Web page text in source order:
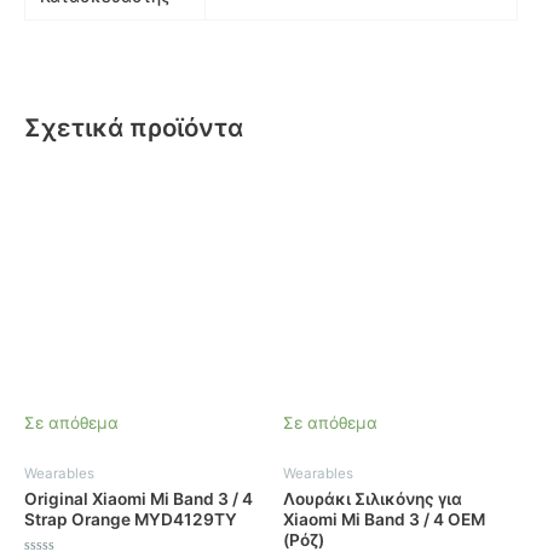
Σχετικά προϊόντα
Σε απόθεμα
Wearables
Original Xiaomi Mi Band 3 / 4
Strap Orange MYD4129TY
Σε απόθεμα
Wearables
Λουράκι Σιλικόνης για
Xiaomi Mi Band 3 / 4 OEM
(Ρόζ)